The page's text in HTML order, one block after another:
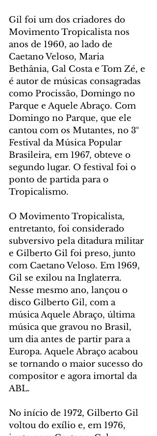
Gil foi um dos criadores do
Movimento Tropicalista nos
anos de 1960, ao lado de
Caetano Veloso, Maria
Bethânia, Gal Costa e Tom Zé, e
é autor de músicas consagradas
como Procissão, Domingo no
Parque e Aquele Abraço. Com
Domingo no Parque, que ele
cantou com os Mutantes, no 3º
Festival da Música Popular
Brasileira, em 1967, obteve o
segundo lugar. O festival foi o
ponto de partida para o
Tropicalismo.
O Movimento Tropicalista,
entretanto, foi considerado
subversivo pela ditadura militar
e Gilberto Gil foi preso, junto
com Caetano Veloso. Em 1969,
Gil se exilou na Inglaterra.
Nesse mesmo ano, lançou o
disco Gilberto Gil, com a
música Aquele Abraço, última
música que gravou no Brasil,
um dia antes de partir para a
Europa. Aquele Abraço acabou
se tornando o maior sucesso do
compositor e agora imortal da
ABL.
No início de 1972, Gilberto Gil
voltou do exílio e, em 1976,